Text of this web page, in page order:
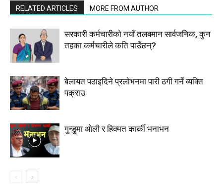
RELATED ARTICLES MORE FROM AUTHOR
सरकारी कर्मचारीकाे नयाँ तलबमान सार्वजनिक, कुन
तहका कर्मचारीले कति पाउँछन्?
बेलायत पठाइदिने प्रलाेभनमा पारी ठगी गर्ने व्यक्ति
पक्राउ
गुन्डुमा ओली र हिक्मत कार्की भनाभन